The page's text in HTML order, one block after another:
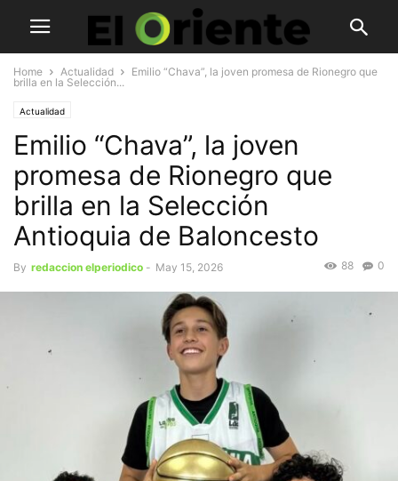
Home Actualidad
Emilio “Chava”, la joven promesa de Rionegro que
brilla en la Selección...
Actualidad
Emilio “Chava”, la joven
promesa de Rionegro que
brilla en la Selección
Antioquia de Baloncesto
By redaccion elperiodico - May 15, 2026 0
88